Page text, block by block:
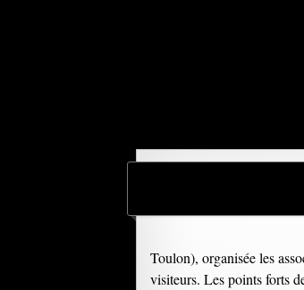
Toulon), organisée les
visiteurs. Les points forts